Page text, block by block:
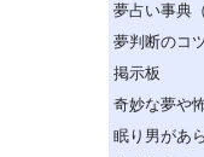
夢占い事典
夢判断のコ
掲示板
奇妙な夢や
眠り男があ